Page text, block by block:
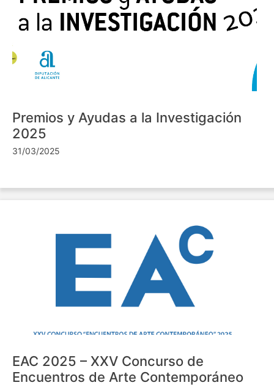
Premios y Ayudas a la Investigación
2025
31/03/2025
EAC 2025 – XXV Concurso de
Encuentros de Arte Contemporáneo